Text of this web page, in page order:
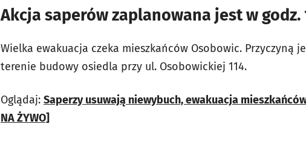
Akcja saperów zaplanowana jest w godz.
Wielka ewakuacja czeka mieszkańców Osobowic. Przyczyną
terenie budowy osiedla przy ul. Osobowickiej 114.
Oglądaj: Saperzy usuwają niewybuch, ewakuacja mieszkańców
NA ŻYWO]